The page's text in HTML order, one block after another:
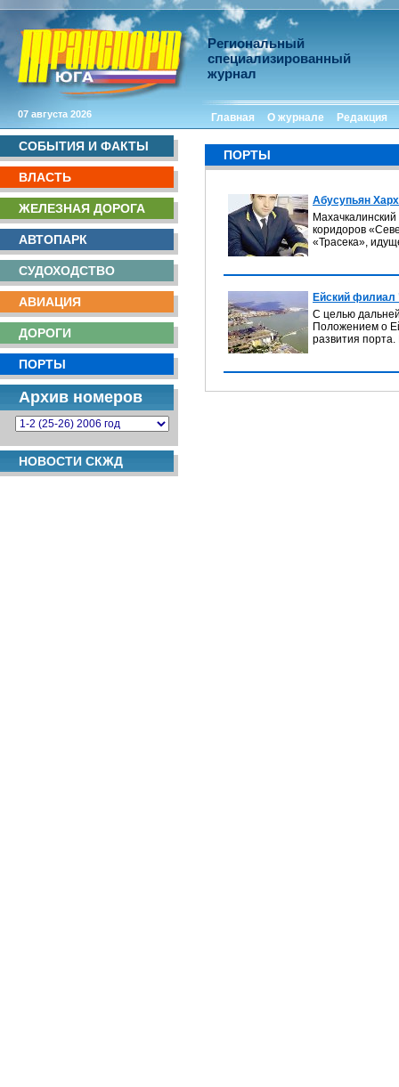
Региональный
специализированный
журнал
07 августа 2026 Главная О журнале Редакция
СОБЫТИЯ И ФАКТЫ
ВЛАСТЬ
ЖЕЛЕЗНАЯ ДОРОГА
АВТОПАРК
СУДОХОДСТВО
АВИАЦИЯ
ДОРОГИ
ПОРТЫ
Архив номеров
НОВОСТИ СКЖД
ПОРТЫ
Абусупьян
коридоров
«Трасека»,
Ейский
С целью
Положением о
развития